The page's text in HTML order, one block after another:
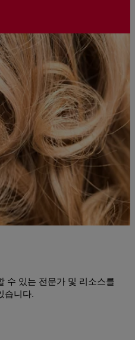
수 있는 전문가 및 리소스를
습니다.